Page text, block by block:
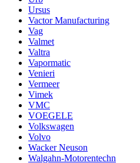
Ursus
Vactor Manufacturing
Vag
Valmet
Valtra
Vapormatic
Venieri
Vermeer
Vimek
VMC
VOEGELE
Volkswagen
Volvo
Wacker Neuson
Walgahn-Motorentechn